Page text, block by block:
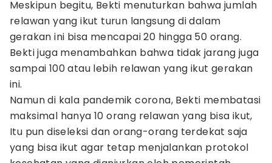
Meskipun begitu, Bekti menuturkan bahwa jumlah
relawan yang ikut turun langsung di dalam
gerakan ini bisa mencapai 20 hingga 50 orang.
Bekti juga menambahkan bahwa tidak jarang juga
sampai 100 atau lebih relawan yang ikut gerakan
ini.
Namun di kala pandemik corona, Bekti membatasi
maksimal hanya 10 orang relawan yang bisa ikut,
Itu pun diseleksi dan orang-orang terdekat saja
yang bisa ikut agar tetap menjalankan protokol